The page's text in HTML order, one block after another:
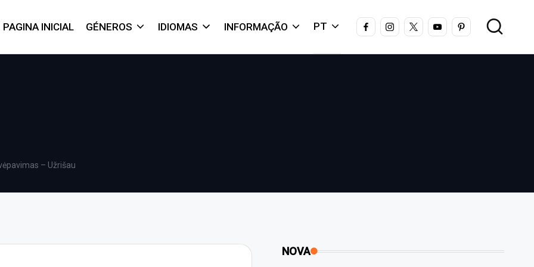
PAGINA INICIAL GÉNEROS IDIOMAS INFORMAÇÃO PT FACEBOOKINSTAGRAM
X YOUTUBEPINTEREST
– Užrišau
NOVA